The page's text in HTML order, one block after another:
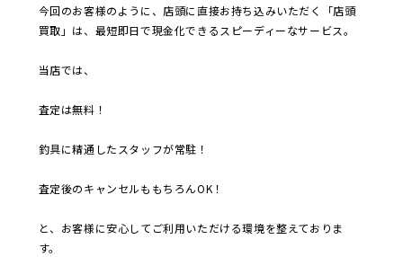
今回のお客様のように、店頭に直接お持ち込みいただく「店頭
買取」は、最短即日で現金化できるスピーディーなサービス。
当店では、
査定は無料！
釣具に精通したスタッフが常駐！
査定後のキャンセルももちろんOK！
と、お客様に安心してご利用いただける環境を整えておりま
す。